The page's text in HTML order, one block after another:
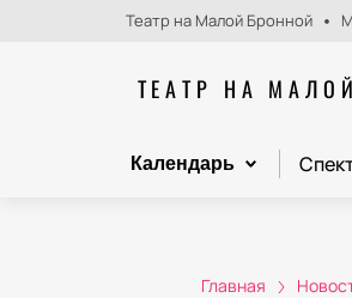
Театр на Малой Бронной
ТЕАТР НА
Календарь
Главная